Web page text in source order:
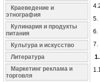
Краеведение и
этнография
Кулинария и продукты
питания
Культура и искусство
Литература
Маркетинг реклама и
торговля